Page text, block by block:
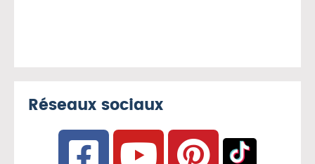
Réseaux sociaux